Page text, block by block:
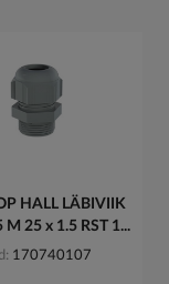
HALL LÄBIVIIK
M 25 x 1.5 RST 1...
170740107